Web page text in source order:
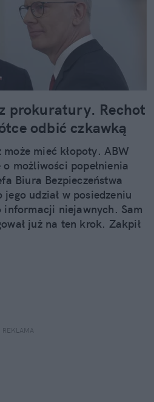
prokuratury. Rechot
odbić czkawką
mieć kłopoty. ABW
o możliwości popełnienia
Biura Bezpieczeństwa
udział w posiedzeniu
informacji niejawnych. Sam
już na ten krok. Zakpił
REKLAMA